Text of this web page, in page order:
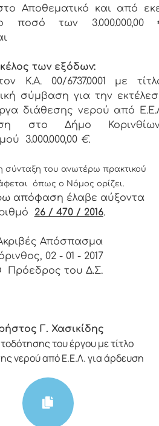
στο Αποθεματικό και από
ποσό των 3.000.000,00
των εξόδων:
Κ.Α. 00/6737.0001 με
σύμβαση για την
διάθεσης νερού από
στο Δήμο
3.000.000,00 €.
σύνταξη του ανωτέρω πρακτικού
όπως ο Νόμος ορίζει.
απόφαση έλαβε αύξοντα
26 / 470 / 2016.
Απόσπασμα
02 - 01 - 2017
Πρόεδρος του Δ.Σ.
Γ. Χασικίδης
του έργου με τίτλο
νερού από Ε.Ε.Λ. για άρδευση